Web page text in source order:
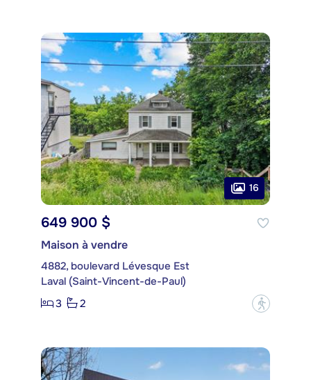
16
649 900 $
Maison à vendre
4882, boulevard Lévesque Est
Laval (Saint-Vincent-de-Paul)
3
2 ?